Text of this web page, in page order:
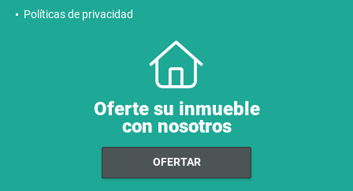
Políticas de privacidad
Oferte su inmueble
con nosotros
OFERTAR